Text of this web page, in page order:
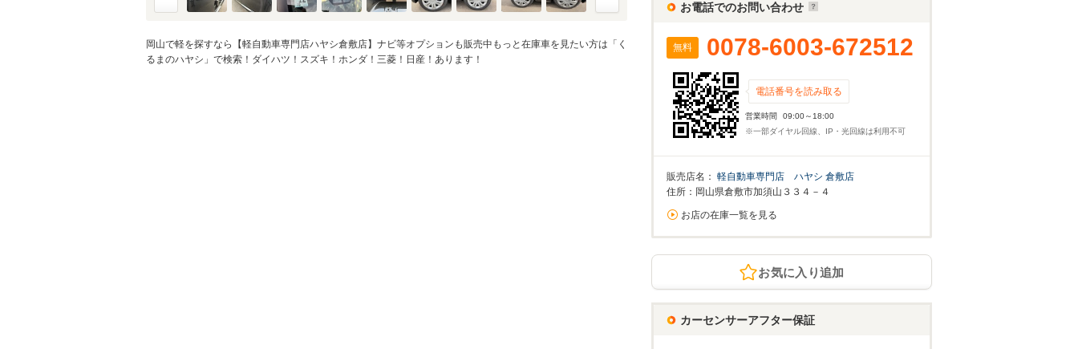
岡山で軽を探すなら【軽自動車専門店ハヤシ倉敷店】ナビ等オプションも販売中もっと在庫車を見たい方は「く
るまのハヤシ」で検索！ダイハツ！スズキ！ホンダ！三菱！日産！あります！
お電話でのお問い合わせ
無料 0078-6003-672512
電話番号を読み取る
営業時間
09:00～18:00
※一部ダイヤル回線、IP・光回線は利用不可
販売店名： 軽自動車専門店 ハヤシ 倉敷店
住所：岡山県倉敷市加須山３３４－４
お店の在庫一覧を見る
お気に入り追加
カーセンサーアフター保証
※金利は参考値です。実店舗での金利は異なる場合がありますのでご注意ください。
割賦販売価格内訳
17,895 円